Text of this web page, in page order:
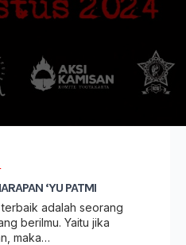
‘YU PATMI
adalah seorang
berilmu. Yaitu jika
maka…